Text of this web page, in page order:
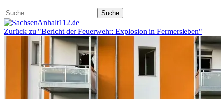
Zurück zu "Bericht der Feuerwehr: Explosion in Fermersleben"